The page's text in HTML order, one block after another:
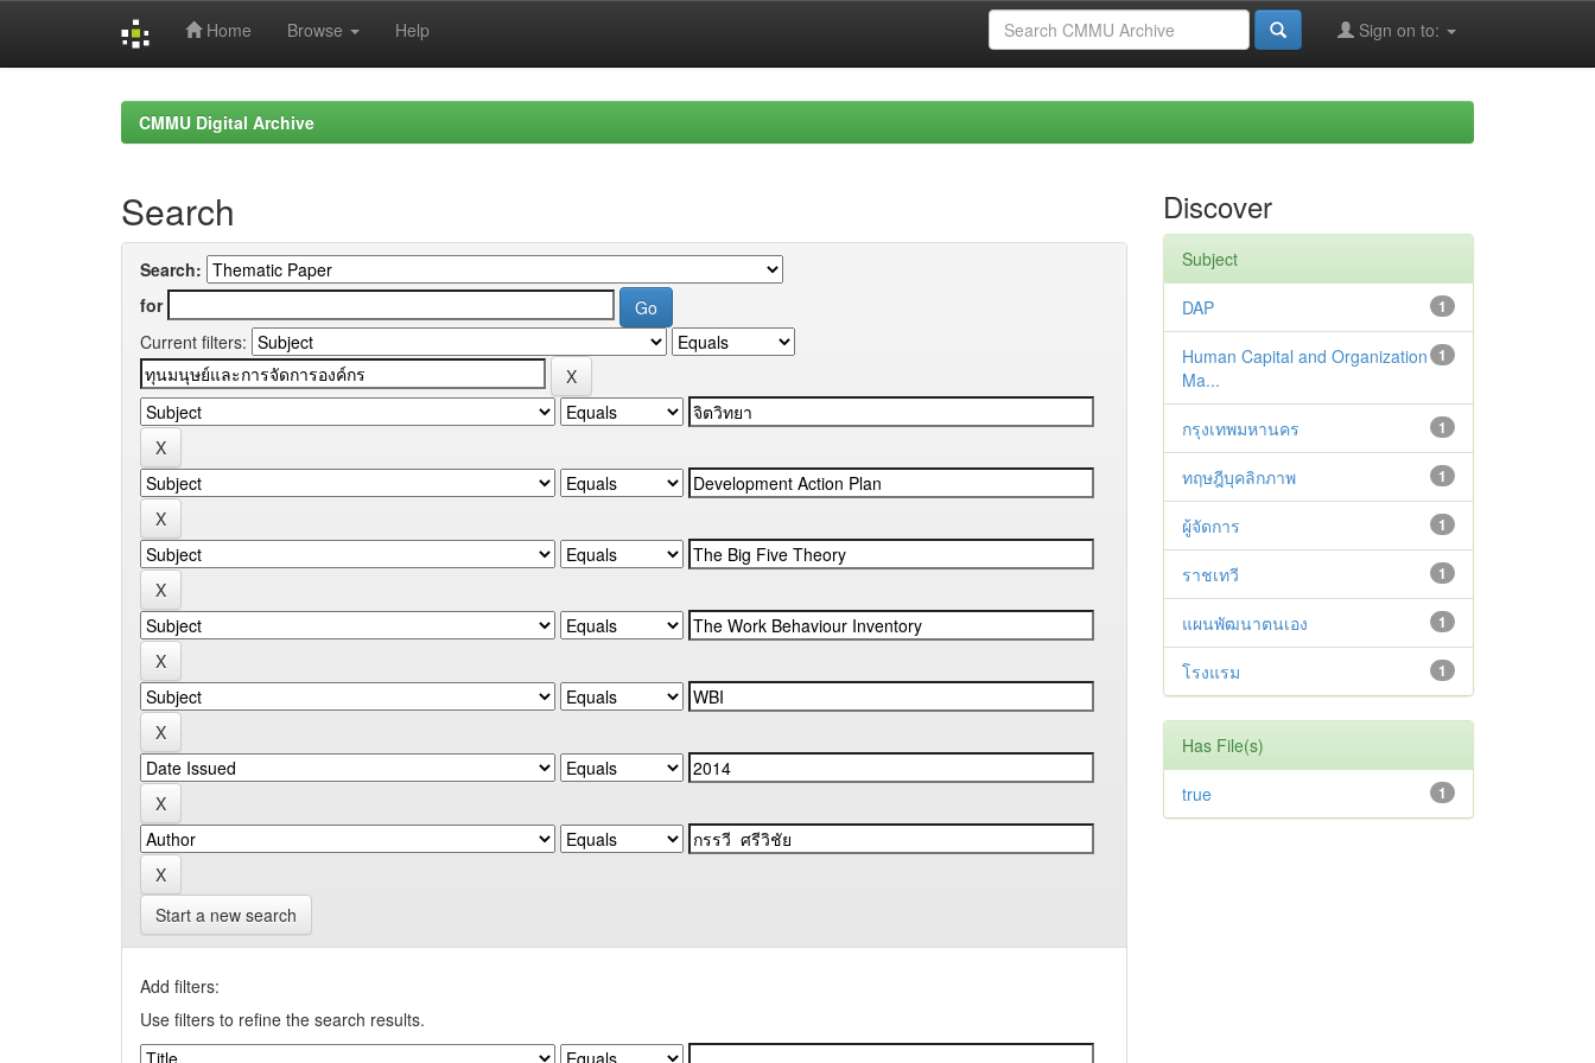
Home Browse Help Sign on to:
CMMU Digital Archive
Search
Search:
for
Current filters:
Start a new search
Add filters:
Use filters to refine the search results.
Discover
Subject
1
DAP
1
Human Capital and Organization
Ma...
1
กรุงเทพมหานคร
1
ทฤษฎีบุคลิกภาพ
1
ผู้จัดการ
1
ราชเทวี
1
แผนพัฒนาตนเอง
1
โรงแรม
Has File(s)
1
true